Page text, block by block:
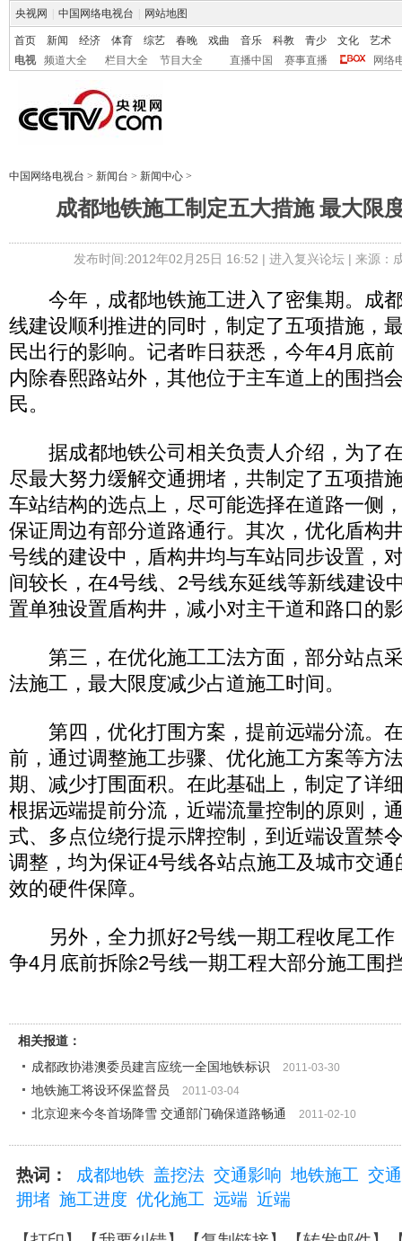
央视网 中国网络电视台 网站地图
首页 新闻 经济 体育 综艺 春晚 戏曲 音乐 科教 青少 文化
艺术
电视
频道大全 栏目大全 节目大全 直播中国 赛事直播 网络
中国网络电视台 > 新闻台 > 新闻中心 >
成都地铁施工制定五大措施 最大限
发布时间:2012年02月25日 16:52 | 进入复兴论坛| 来源：
今年，成都地铁施工进入了密集期。成
线建设顺利推进的同时，制定了五项措施，
民出行的影响。记者昨日获悉，今年4月底
内除春熙路站外，其他位于主车道上的围挡
民。
据成都地铁公司相关负责人介绍，为了
尽最大努力缓解交通拥堵，共制定了五项措
车站结构的选点上，尽可能选择在道路一侧
保证周边有部分道路通行。其次，优化盾构
号线的建设中，盾构井均与车站同步设置，
间较长，在4号线、2号线东延线等新线建设
置单独设置盾构井，减小对主干道和路口的
第三，在优化施工工法方面，部分站点
法施工，最大限度减少占道施工时间。
第四，优化打围方案，提前远端分流。
前，通过调整施工步骤、优化施工方案等方
期、减少打围面积。在此基础上，制定了详
根据远端提前分流，近端流量控制的原则，
式、多点位绕行提示牌控制，到近端设置禁
调整，均为保证4号线各站点施工及城市交
效的硬件保障。
另外，全力抓好2号线一期工程收尾工作
争4月底前拆除2号线一期工程大部分施工围
相关报道：
成都政协港澳委员建言应统一全国地铁标识
2011-03-30
地铁施工将设环保监督员 2011-03-04
北京迎来今冬首场降雪 交通部门确保道路畅通 2011-02-10
热词： 成都地铁 盖挖法 交通影响 地铁施工 交
拥堵 施工进度 优化施工 远端 近端